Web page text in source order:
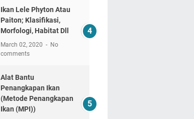
Ikan Lele Phyton Atau
Paiton; Klasifikasi,
Morfologi, Habitat Dll
March 02, 2020
No
comments
Alat Bantu
Penangkapan Ikan
(Metode Penangkapan
Ikan (MPI))